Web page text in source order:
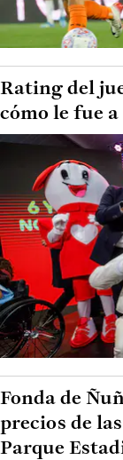
Rating del
cómo le fue
Fonda de
precios de
Parque